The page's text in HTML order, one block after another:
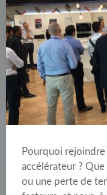
Pourquoi
accélérateur ?
ou une perte de